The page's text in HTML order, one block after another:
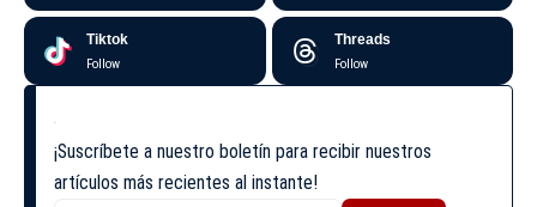
Tiktok
Follow
Threads
Follow
¡Suscríbete a nuestro boletín para recibir nuestros
artículos más recientes al instante!